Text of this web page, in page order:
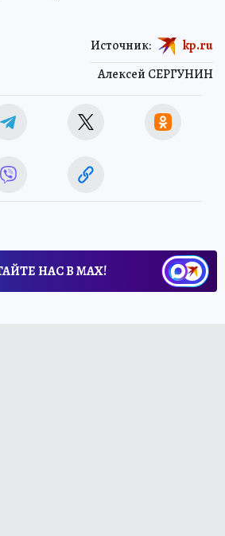
Алексей СЕРГУНИН
Источник: kp.ru
НАС В МАХ!